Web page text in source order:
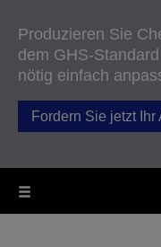
Produzieren Sie
dem GHS-
nötig einfach
Fordern Sie jetzt Ihr